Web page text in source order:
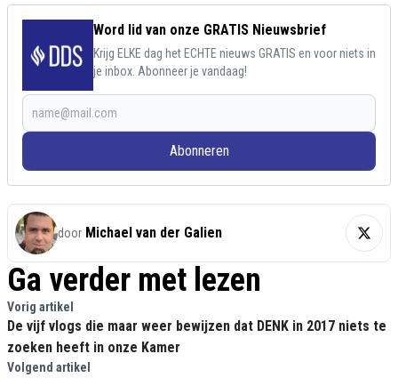
Word lid van onze GRATIS Nieuwsbrief
Krijg ELKE dag het ECHTE nieuws GRATIS en voor niets in
je inbox. Abonneer je vandaag!
Abonneren
door Michael van der Galien
Ga verder met lezen
Vorig artikel
De vijf vlogs die maar weer bewijzen dat DENK in 2017 niets te
zoeken heeft in onze Kamer
Volgend artikel